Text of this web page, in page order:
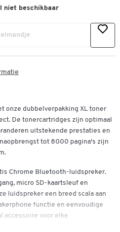
niet beschikbaar
onze dubbelverpakking XL toner
De tonercartridges zijn optimaal
uitstekende prestaties en
tot 8000 pagina's zijn
Chrome Bluetooth-luidspreker.
micro SD-kaartsleuf en
luidspreker een breed scala aan
functie en eenvoudige
accessoire voor elke